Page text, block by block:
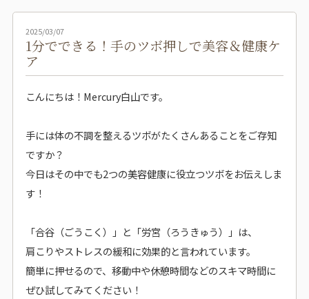
2025/03/07
1分でできる！手のツボ押しで美容＆健康ケ
ア
こんにちは！Mercury白山です。
手には体の不調を整えるツボがたくさんあることをご存知
ですか？
今日はその中でも2つの美容健康に役立つツボをお伝えしま
す！
「合谷（ごうこく）」と「労宮（ろうきゅう）」は、
肩こりやストレスの緩和に効果的と言われています。
簡単に押せるので、移動中や休憩時間などのスキマ時間に
ぜひ試してみてください！